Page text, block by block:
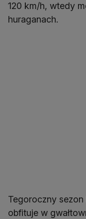
120 km/h, wtedy
huraganach.
Tegoroczny
obfituje w